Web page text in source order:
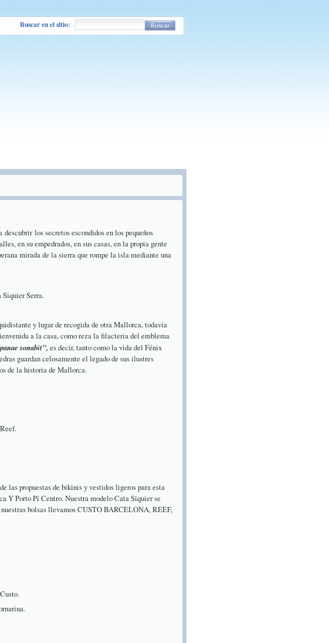
los secretos escondidos en los pequeños
en su empedrados, en sus casas, en la propia gente
mirada de la sierra que rompe la isla mediante una
Serra.
y lugar de recogida de otra Mallorca, todavía
a la casa, como reza la filacteria del emblema
sonabit", es decir, tanto como la vida del Fénix
guardan celosamente el legado de sus ilustres
de la historia de Mallorca.
las propuestas de bikinis y vestidos ligeros para esta
Y Porto Pí Centro. Nuestra modelo Cata Siquier se
bolsas llevamos CUSTO BARCELONA, REEF,
Buscar en el sitio: Buscar